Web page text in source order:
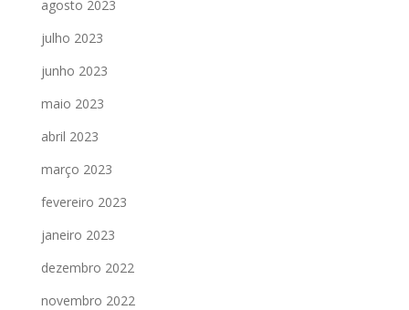
agosto 2023
julho 2023
junho 2023
maio 2023
abril 2023
março 2023
fevereiro 2023
janeiro 2023
dezembro 2022
novembro 2022